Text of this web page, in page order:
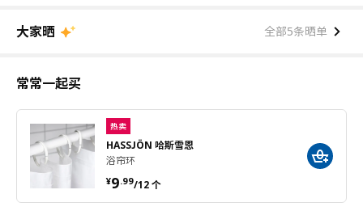
大家晒 全部5条晒单
常常一起买
热卖
HASSJÖN 哈斯雪恩
浴帘环
¥9.99/12 个
¥ 9.99/12 个